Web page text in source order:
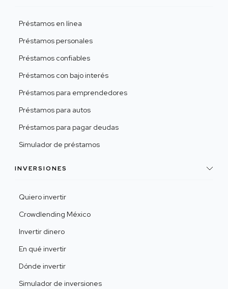
Préstamos en línea
Préstamos personales
Préstamos confiables
Préstamos con bajo interés
Préstamos para emprendedores
Préstamos para autos
Préstamos para pagar deudas
Simulador de préstamos
INVERSIONES
Quiero invertir
Crowdlending México
Invertir dinero
En qué invertir
Dónde invertir
Simulador de inversiones